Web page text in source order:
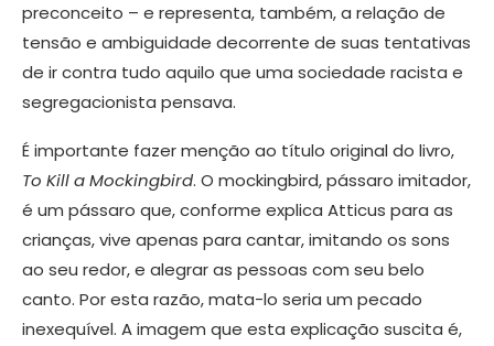
preconceito – e representa, também, a relação de
tensão e ambiguidade decorrente de suas tentativas
de ir contra tudo aquilo que uma sociedade racista e
segregacionista pensava.
É importante fazer menção ao título original do livro,
To Kill a Mockingbird. O mockingbird, pássaro imitador,
é um pássaro que, conforme explica Atticus para as
crianças, vive apenas para cantar, imitando os sons
ao seu redor, e alegrar as pessoas com seu belo
canto. Por esta razão, mata-lo seria um pecado
inexequível. A imagem que esta explicação suscita é,